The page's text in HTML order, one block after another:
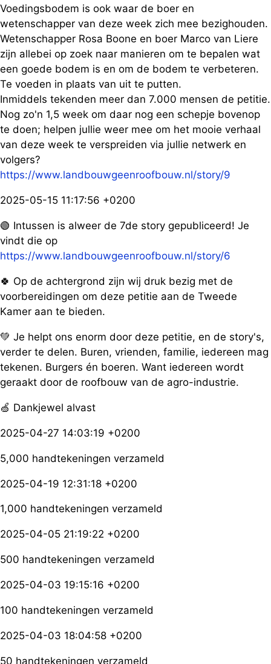
Voedingsbodem is ook waar de boer en
wetenschapper van deze week zich mee bezighouden.
Wetenschapper Rosa Boone en boer Marco van Liere
zijn allebei op zoek naar manieren om te bepalen wat
een goede bodem is en om de bodem te verbeteren.
Te voeden in plaats van uit te putten.
Inmiddels tekenden meer dan 7.000 mensen de petitie.
Nog zo'n 1,5 week om daar nog een schepje bovenop
te doen; helpen jullie weer mee om het mooie verhaal
van deze week te verspreiden via jullie netwerk en
volgers?
https://www.landbouwgeenroofbouw.nl/story/9
2025-05-15 11:17:56 +0200
🟢 Intussen is alweer de 7de story gepubliceerd! Je
vindt die op
https://www.landbouwgeenroofbouw.nl/story/6
🍀 Op de achtergrond zijn wij druk bezig met de
voorbereidingen om deze petitie aan de Tweede
Kamer aan te bieden.
💚 Je helpt ons enorm door deze petitie, en de story's,
verder te delen. Buren, vrienden, familie, iedereen mag
tekenen. Burgers én boeren. Want iedereen wordt
geraakt door de roofbouw van de agro-industrie.
🍏 Dankjewel alvast
2025-04-27 14:03:19 +0200
5,000 handtekeningen verzameld
2025-04-19 12:31:18 +0200
1,000 handtekeningen verzameld
2025-04-05 21:19:22 +0200
500 handtekeningen verzameld
2025-04-03 19:15:16 +0200
100 handtekeningen verzameld
2025-04-03 18:04:58 +0200
50 handtekeningen verzameld